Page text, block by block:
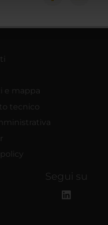
che si occupano di analisi
che hai fornito
e mappa
tecnico
Segui su